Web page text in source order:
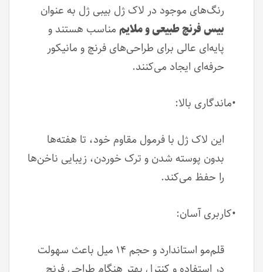
رنگ‌های موجود در لاک ژل بیبی ژل به عنوان
بیس فرنچ طبیعی و ملایممناسب هستند و
پایه‌ای عالی برای طراحی‌های فرنچ و مانیکور
حرفه‌ای ایجاد می‌کنند.
•ماندگاری بالا:
این لاک ژل با فرمول مقاوم خود، تا هفته‌ها
بدون پوسته شدن و ترک خوردن، زیبایی ناخن‌ها
را حفظ می‌کند.
•کاربری آسان:
قلم‌مو استاندارد و حجم ۱۴ میل باعث سهولت